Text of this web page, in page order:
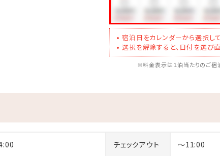
宿泊日をカレンダーから選択し
選択を解除すると、日付を選び直
※料金表示は１泊当たりのご宿
チェックアウト ～11:00